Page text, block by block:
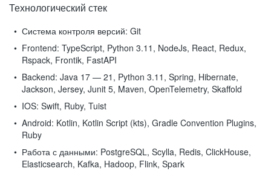
Технологический стек
Система контроля версий: Git
Frontend: TypeScript, Python 3.11, NodeJs, React, Redux,
Rspack, Frontik, FastAPI
Backend: Java 17 — 21, Python 3.11, Spring, Hibernate,
Jackson, Jersey, Junit 5, Maven, OpenTelemetry, Skaffold
IOS: Swift, Ruby, Tuist
Android: Kotlin, Kotlin Script (kts), Gradle Convention Plugins,
Ruby
Работа с данными: PostgreSQL, Scylla, Redis, ClickHouse,
Elasticsearch, Kafka, Hadoop, Flink, Spark